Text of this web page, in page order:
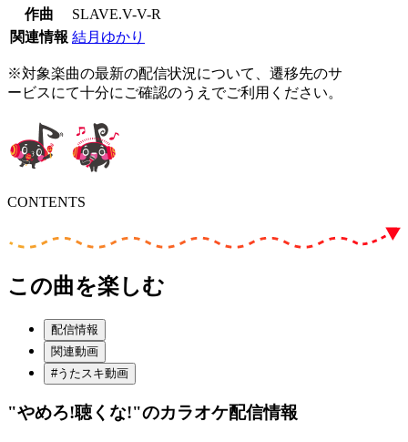
作曲
SLAVE.V-V-R
関連情報 結月ゆかり
※対象楽曲の最新の配信状況について、遷移先のサ
ービスにて十分にご確認のうえでご利用ください。
CONTENTS
この曲を楽しむ
配信情報
関連動画
#うたスキ動画
"やめろ!聴くな!"のカラオケ配信情報